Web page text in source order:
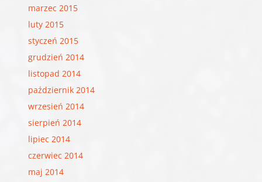
marzec 2015
luty 2015
styczeń 2015
grudzień 2014
listopad 2014
październik 2014
wrzesień 2014
sierpień 2014
lipiec 2014
czerwiec 2014
maj 2014